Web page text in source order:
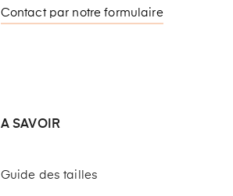
Contact par notre formulaire
A SAVOIR
Guide des tailles